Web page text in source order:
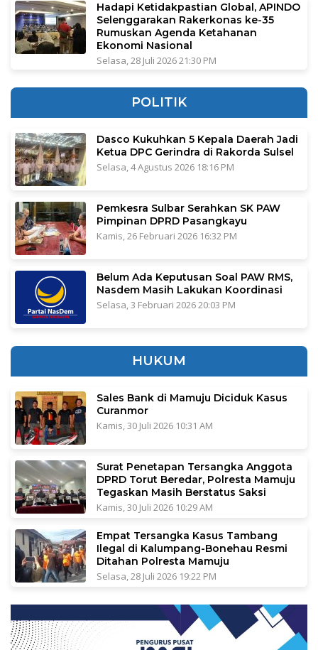
Hadapi Ketidakpastian Global, APINDO
Selenggarakan Rakerkonas ke-35
Rumuskan Agenda Ketahanan
Ekonomi Nasional
Selasa, 28 Juli 2026 21:30 PM
POLITIK
Dasco Kukuhkan 5 Kepala Daerah Jadi
Ketua DPC Gerindra di Rakorda Sulsel
Selasa, 4 Agustus 2026 18:16 PM
Pemkesra Sulbar Serahkan SK PAW
Pimpinan DPRD Pasangkayu
Kamis, 26 Februari 2026 16:32 PM
Belum Ada Keputusan Soal PAW RMS,
Nasdem Masih Lakukan Koordinasi
Selasa, 3 Februari 2026 20:03 PM
HUKUM
Sales Bank di Mamuju Diciduk Kasus
Curanmor
Kamis, 30 Juli 2026 10:31 AM
Surat Penetapan Tersangka Anggota
DPRD Torut Beredar, Polresta Mamuju
Tegaskan Masih Berstatus Saksi
Kamis, 30 Juli 2026 10:29 AM
Empat Tersangka Kasus Tambang
Ilegal di Kalumpang-Bonehau Resmi
Ditahan Polresta Mamuju
Selasa, 28 Juli 2026 19:22 PM